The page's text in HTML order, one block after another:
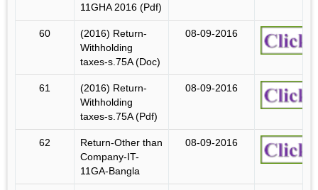
11GHA 2016 (Pdf)
60
(2016) Return-
Withholding
taxes-s.75A (Doc)
08-09-2016
61
(2016) Return-
Withholding
taxes-s.75A (Pdf)
08-09-2016
62
Return-Other than
Company-IT-
11GA-Bangla
08-09-2016